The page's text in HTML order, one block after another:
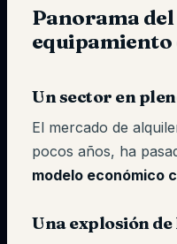
Panorama
equipamiento
Un sector en
El mercado de
pocos años, ha
modelo económico
Una explosión